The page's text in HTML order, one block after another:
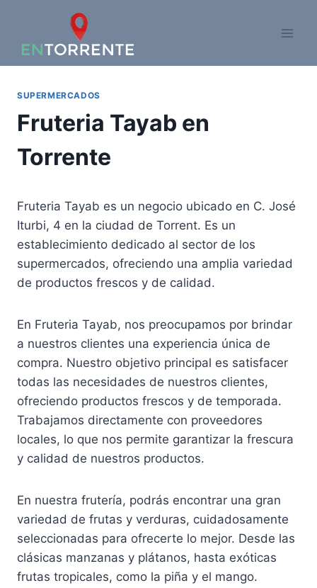
contenido
SUPERMERCADOS
Fruteria Tayab en
Torrente
Fruteria Tayab es un negocio ubicado en C. José
Iturbi, 4 en la ciudad de Torrent. Es un
establecimiento dedicado al sector de los
supermercados, ofreciendo una amplia variedad
de productos frescos y de calidad.
En Fruteria Tayab, nos preocupamos por brindar
a nuestros clientes una experiencia única de
compra. Nuestro objetivo principal es satisfacer
todas las necesidades de nuestros clientes,
ofreciendo productos frescos y de temporada.
Trabajamos directamente con proveedores
locales, lo que nos permite garantizar la frescura
y calidad de nuestros productos.
En nuestra frutería, podrás encontrar una gran
variedad de frutas y verduras, cuidadosamente
seleccionadas para ofrecerte lo mejor. Desde las
clásicas manzanas y plátanos, hasta exóticas
frutas tropicales, como la piña y el mango.